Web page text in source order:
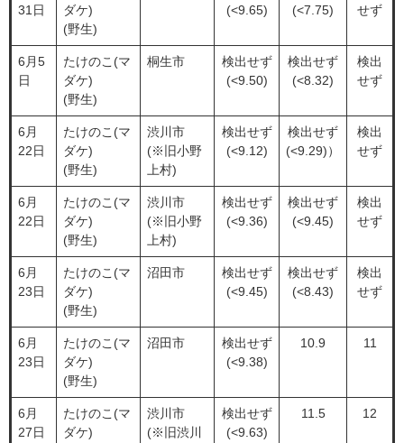
31日
ダケ)
(野生)
(<9.65)
(<7.75)
せず
6月5
日
たけのこ(マ
ダケ)
(野生)
桐生市
検出せず
(<9.50)
検出せず
(<8.32)
検出
せず
6月
22日
たけのこ(マ
ダケ)
(野生)
渋川市
(※旧小野
上村)
検出せず
(<9.12)
検出せず
(<9.29)）
検出
せず
6月
22日
たけのこ(マ
ダケ)
(野生)
渋川市
(※旧小野
上村)
検出せず
(<9.36)
検出せず
(<9.45)
検出
せず
6月
23日
たけのこ(マ
ダケ)
(野生)
沼田市
検出せず
(<9.45)
検出せず
(<8.43)
検出
せず
6月
23日
たけのこ(マ
ダケ)
(野生)
沼田市
検出せず
(<9.38)
10.9 11
6月
27日
たけのこ(マ
ダケ)
渋川市
(※旧渋川
検出せず
(<9.63)
11.5 12